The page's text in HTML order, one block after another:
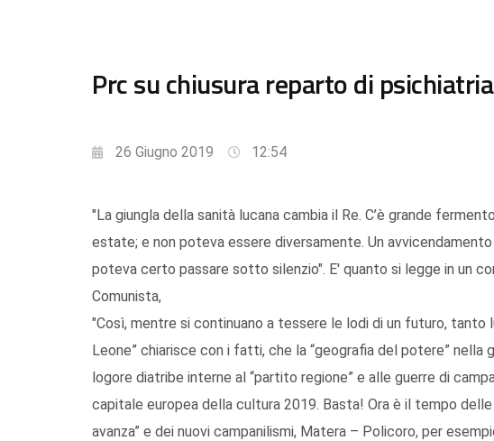
Prc su chiusura reparto di
26 Giugno 2019 12:54
"La giungla della sanità lucana cambia il Re. C’è grande
estate; e non poteva essere diversamente. Un
poteva certo passare sotto silenzio". E' quanto si legge in un
Comunista,
"Così, mentre si continuano a tessere le lodi di un futuro, tanto
Leone” chiarisce con i fatti, che la “geografia del potere” nella
logore diatribe interne al “partito regione” e alle guerre di
capitale europea della cultura 2019. Basta! Ora è il tempo
avanza” e dei nuovi campanilismi, Matera – Policoro, per